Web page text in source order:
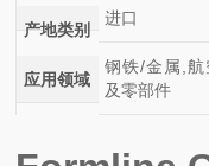
产地类别
进口
应用领域
钢铁/金属,
及零部件